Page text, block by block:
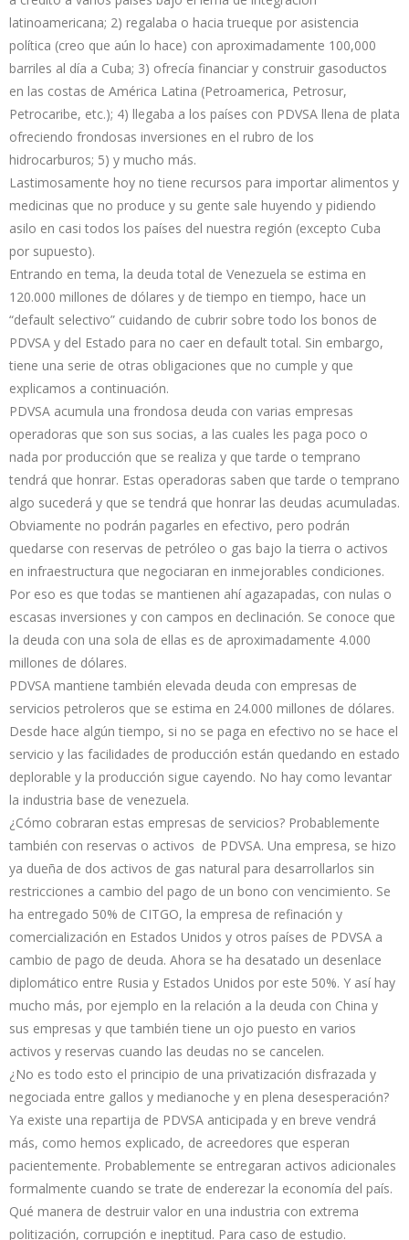
latinoamericana; 2) regalaba o hacia trueque por asistencia
política (creo que aún lo hace) con aproximadamente 100,000
barriles al día a Cuba; 3) ofrecía financiar y construir gasoductos
en las costas de América Latina (Petroamerica, Petrosur,
Petrocaribe, etc.); 4) llegaba a los países con PDVSA llena de plata
ofreciendo frondosas inversiones en el rubro de los
hidrocarburos; 5) y mucho más.
Lastimosamente hoy no tiene recursos para importar alimentos y
medicinas que no produce y su gente sale huyendo y pidiendo
asilo en casi todos los países del nuestra región (excepto Cuba
por supuesto).
Entrando en tema, la deuda total de Venezuela se estima en
120.000 millones de dólares y de tiempo en tiempo, hace un
“default selectivo” cuidando de cubrir sobre todo los bonos de
PDVSA y del Estado para no caer en default total. Sin embargo,
tiene una serie de otras obligaciones que no cumple y que
explicamos a continuación.
PDVSA acumula una frondosa deuda con varias empresas
operadoras que son sus socias, a las cuales les paga poco o
nada por producción que se realiza y que tarde o temprano
tendrá que honrar. Estas operadoras saben que tarde o temprano
algo sucederá y que se tendrá que honrar las deudas acumuladas.
Obviamente no podrán pagarles en efectivo, pero podrán
quedarse con reservas de petróleo o gas bajo la tierra o activos
en infraestructura que negociaran en inmejorables condiciones.
Por eso es que todas se mantienen ahí agazapadas, con nulas o
escasas inversiones y con campos en declinación. Se conoce que
la deuda con una sola de ellas es de aproximadamente 4.000
millones de dólares.
PDVSA mantiene también elevada deuda con empresas de
servicios petroleros que se estima en 24.000 millones de dólares.
Desde hace algún tiempo, si no se paga en efectivo no se hace el
servicio y las facilidades de producción están quedando en estado
deplorable y la producción sigue cayendo. No hay como levantar
la industria base de venezuela.
¿Cómo cobraran estas empresas de servicios? Probablemente
también con reservas o activos de PDVSA. Una empresa, se hizo
ya dueña de dos activos de gas natural para desarrollarlos sin
restricciones a cambio del pago de un bono con vencimiento. Se
ha entregado 50% de CITGO, la empresa de refinación y
comercialización en Estados Unidos y otros países de PDVSA a
cambio de pago de deuda. Ahora se ha desatado un desenlace
diplomático entre Rusia y Estados Unidos por este 50%. Y así hay
mucho más, por ejemplo en la relación a la deuda con China y
sus empresas y que también tiene un ojo puesto en varios
activos y reservas cuando las deudas no se cancelen.
¿No es todo esto el principio de una privatización disfrazada y
negociada entre gallos y medianoche y en plena desesperación?
Ya existe una repartija de PDVSA anticipada y en breve vendrá
más, como hemos explicado, de acreedores que esperan
pacientemente. Probablemente se entregaran activos adicionales
formalmente cuando se trate de enderezar la economía del país.
Qué manera de destruir valor en una industria con extrema
politización, corrupción e ineptitud. Para caso de estudio.